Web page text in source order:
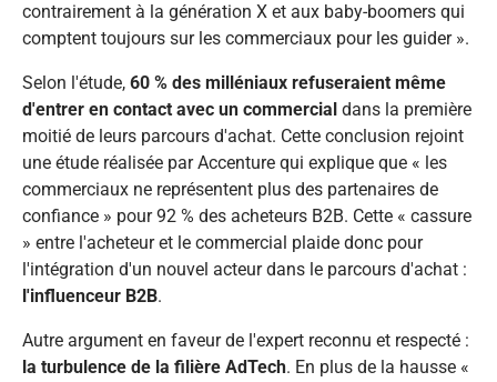
contrairement à la génération X et aux baby-boomers qui
comptent toujours sur les commerciaux pour les guider».
Selon l'étude, 60 % des milléniaux refuseraient même
d'entrer en contact avec un commercial dans la première
moitié de leurs parcours d'achat. Cette conclusion rejoint
une étude réalisée par Accenture qui explique que « les
commerciaux ne représentent plus des partenaires de
confiance » pour 92 % des acheteurs B2B. Cette « cassure
» entre l'acheteur et le commercial plaide donc pour
l'intégration d'un nouvel acteur dans le parcours d'achat :
l'influenceur B2B.
Autre argument en faveur de l'expert reconnu et respecté :
la turbulence de la filière AdTech. En plus de la hausse «